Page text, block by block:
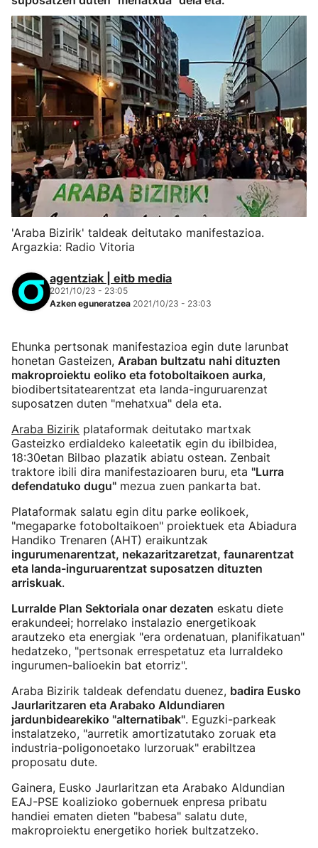
'Araba Bizirik' taldeak deitutako manifestazioa.
Argazkia: Radio Vitoria
agentziak | eitb media
2021/10/23 - 23:05
Azken eguneratzea 2021/10/23 - 23:03
Ehunka pertsonak manifestazioa egin dute larunbat
honetan Gasteizen, Araban bultzatu nahi dituzten
makroproiektu eoliko eta fotoboltaikoen aurka,
biodibertsitatearentzat eta landa-inguruarenzat
suposatzen duten "mehatxua" dela eta.
Araba Bizirik plataformak deitutako martxak
Gasteizko erdialdeko kaleetatik egin du ibilbidea,
18:30etan Bilbao plazatik abiatu ostean. Zenbait
traktore ibili dira manifestazioaren buru, eta "Lurra
defendatuko dugu" mezua zuen pankarta bat.
Plataformak salatu egin ditu parke eolikoek,
"megaparke fotoboltaikoen" proiektuek eta Abiadura
Handiko Trenaren (AHT) eraikuntzak
ingurumenarentzat, nekazaritzaretzat, faunarentzat
eta landa-inguruarentzat suposatzen dituzten
arriskuak.
Lurralde Plan Sektoriala onar dezaten eskatu diete
erakundeei; horrelako instalazio energetikoak
arautzeko eta energiak "era ordenatuan, planifikatuan"
hedatzeko, "pertsonak errespetatuz eta lurraldeko
ingurumen-balioekin bat etorriz".
Araba Bizirik taldeak defendatu duenez, badira Eusko
Jaurlaritzaren eta Arabako Aldundiaren
jardunbidearekiko "alternatibak". Eguzki-parkeak
instalatzeko, "aurretik amortizatutako zoruak eta
industria-poligonoetako lurzoruak" erabiltzea
proposatu dute.
Gainera, Eusko Jaurlaritzan eta Arabako Aldundian
EAJ-PSE koalizioko gobernuek enpresa pribatu
handiei ematen dieten "babesa" salatu dute,
makroproiektu energetiko horiek bultzatzeko.